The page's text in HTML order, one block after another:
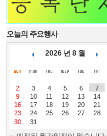
오늘의 주요행사
2026 년 8 월
2
3 4 5 6 7
9
10 11 12 13 14
16
17 18 19 20 21
23
24 25 26 27 28
30
31